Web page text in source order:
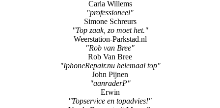
Carla Willems
"professioneel"
Simone Schreurs
"Top zaak, zo moet het."
Weerstation-Parkstad.nl
"Rob van Bree"
Rob Van Bree
"IphoneRepair.nu helemaal top"
John Pijnen
"aanraderP"
Erwin
"Topservice en topadvies!"